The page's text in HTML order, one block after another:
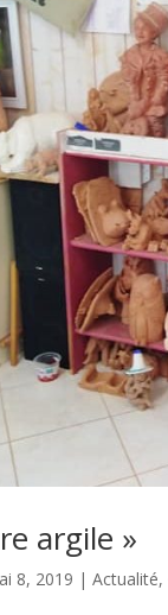
argile »
8, 2019 |Actualité,